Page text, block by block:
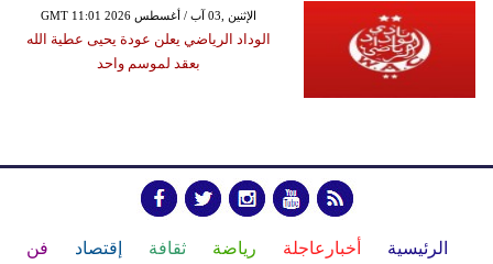
GMT 11:01 2026 الإثنين ,03 آب / أغسطس
الوداد الرياضي يعلن عودة يحيى عطية الله
بعقد لموسم واحد
الرئيسية أخبارعاجلة رياضة ثقافة إقتصاد فن